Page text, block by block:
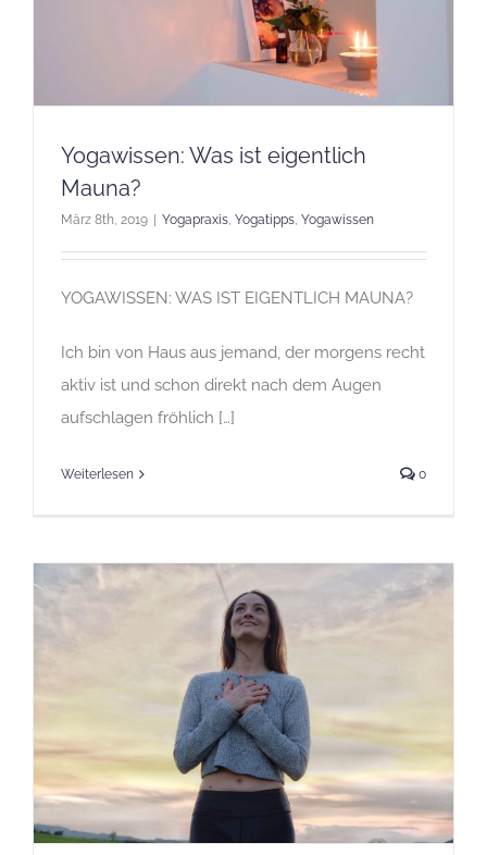
Yogawissen: Was ist eigentlich
Mauna?
März 8th, 2019 Yogapraxis, Yogatipps, Yogawissen
YOGAWISSEN: WAS IST EIGENTLICH MAUNA?
Ich bin von Haus aus jemand, der morgens recht
aktiv ist und schon direkt nach dem Augen
aufschlagen fröhlich […]
Weiterlesen 0